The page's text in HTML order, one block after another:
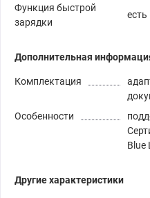
Функция быстрой
зарядки
есть
Дополнительная
Комплектация
Особенности
Blue
Другие характеристики